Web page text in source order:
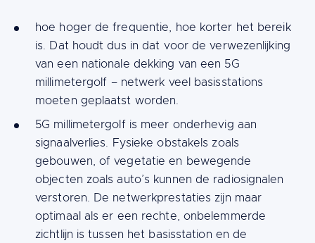
hoe hoger de frequentie, hoe korter het bereik
is. Dat houdt dus in dat voor de verwezenlijking
van een nationale dekking van een 5G
millimetergolf – netwerk veel basisstations
moeten geplaatst worden.
5G millimetergolf is meer onderhevig aan
signaalverlies. Fysieke obstakels zoals
gebouwen, of vegetatie en bewegende
objecten zoals auto’s kunnen de radiosignalen
verstoren. De netwerkprestaties zijn maar
optimaal als er een rechte, onbelemmerde
zichtlijn is tussen het basisstation en de